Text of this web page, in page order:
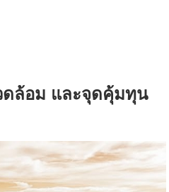
ดล้อม และจุดคุ้มทุน